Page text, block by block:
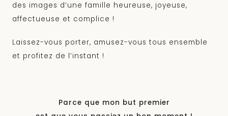
des images d’une famille heureuse, joyeuse,
affectueuse et complice !
Laissez-vous porter, amusez-vous tous ensemble
et profitez de l’instant !
Parce que mon but premier